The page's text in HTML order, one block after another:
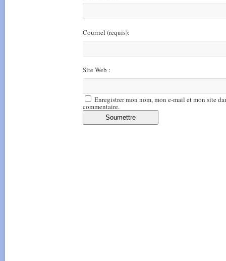
Courriel (requis):
Site Web :
Enregistrer mon nom, mon e-mail et mon site
commentaire.